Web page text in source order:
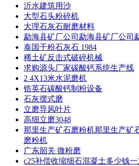
沂水建筑用沙
大型石头粉碎机
大理石灰石耐磨材料
勐海县矿厂公司勐海县矿厂公司
泰国干粉石灰石 1984
稀土矿反击式破碎机械
求购源头厂家碳酸钙系统生产线
2 4X13米水泥磨机
锆英石碳酸钙制粉设备
石灰摆式磨
立磨导风叶片
高细立磨3048
那里生产矿石磨粉机那里生产矿
磨粉机
广东韶关 微粉磨
c25补偿收缩细石混凝土多少钱